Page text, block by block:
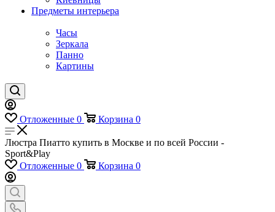
Предметы интерьера
Часы
Зеркала
Панно
Картины
Отложенные 0 Корзина 0
Люстра Пиатто купить в Москве и по всей России -
Sport&Play
Отложенные 0 Корзина 0